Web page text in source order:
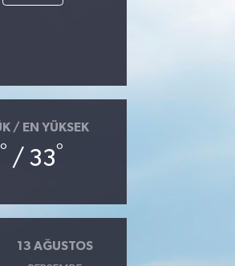
/ EN YÜKSEK
° / 33°
13 AĞUSTOS